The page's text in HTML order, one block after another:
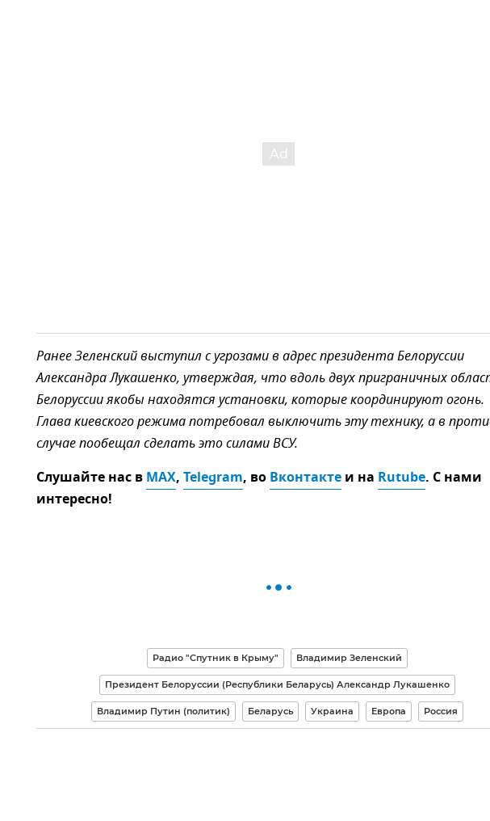
Ранее Зеленский выступил с угрозами в адрес президента Белоруссии
Александра Лукашенко, утверждая, что вдоль двух приграничных
Белоруссии якобы находятся установки, которые координируют огонь.
Глава киевского режима потребовал выключить эту технику, а в
случае пообещал сделать это силами ВСУ.
Слушайте нас вMAX,Telegram, воВконтактеи на Rutube. С нами
интересно!
Радио "Спутник в Крыму" Владимир Зеленский
Президент Белоруссии (Республики Беларусь) Александр Лукашенко
Владимир Путин (политик) Беларусь Украина Европа Россия